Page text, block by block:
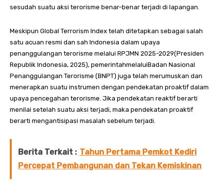
sesudah suatu aksi terorisme benar-benar terjadi di lapangan.
Meskipun Global Terrorism Index telah ditetapkan sebagai salah
satu acuan resmi dan sah Indonesia dalam upaya
penanggulangan terorisme melalui RPJMN 2025-2029(Presiden
Republik Indonesia, 2025), pemerintahmelaluiBadan Nasional
Penanggulangan Terorisme (BNPT) juga telah merumuskan dan
menerapkan suatu instrumen dengan pendekatan proaktif dalam
upaya pencegahan terorisme. Jika pendekatan reaktif berarti
menilai setelah suatu aksi terjadi, maka pendekatan proaktif
berarti mengantisipasi masalah sebelum terjadi.
Berita Terkait : Tahun Pertama Pemkot Kediri
Percepat Pembangunan dan Tekan Kemiskinan